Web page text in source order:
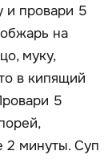
и провари 5
на
муку,
в кипящий
5
2 минуты. Суп